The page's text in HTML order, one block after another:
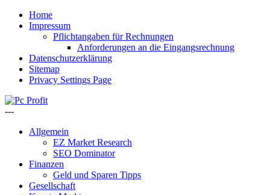
Home
Impressum
Pflichtangaben für Rechnungen
Anforderungen an die Eingangsrechnung
Datenschutzerklärung
Sitemap
Privacy Settings Page
---
Allgemein
EZ Market Research
SEO Dominator
Finanzen
Geld und Sparen Tipps
Gesellschaft